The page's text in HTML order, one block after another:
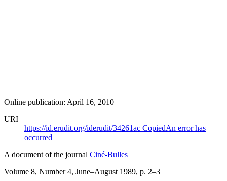
Online publication: April 16, 2010
URI
https://id.erudit.org/iderudit/34261ac CopiedAn error has
occurred
A document of the journal Ciné-Bulles
Volume 8, Number 4, June–August 1989, p. 2–3